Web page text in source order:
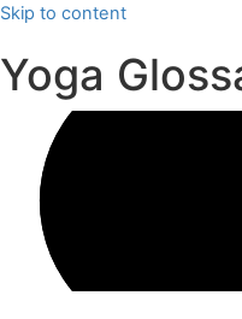
Skip to content
Yoga